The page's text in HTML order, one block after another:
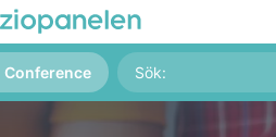
Conference
Sök
på: